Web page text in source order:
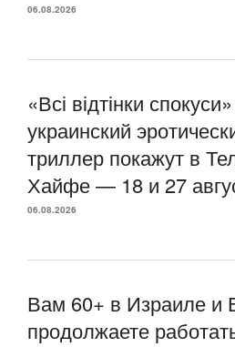
06.08.2026
«Всі відтінки
украинский
триллер покажут в
Хайфе — 18 и 27
06.08.2026
Вам 60+ в Израиле и
продолжаете